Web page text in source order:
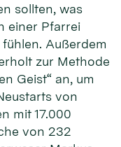
sollten, was
einer Pfarrei
Außerdem
zur Methode
Geist“ an, um
von
mit 17.000
von 232